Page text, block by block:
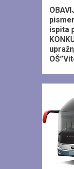
ispita
1 min